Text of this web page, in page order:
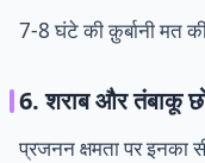
7-8 घंटे की क़ुर्बानी मत
6. शराब और तंबाकू
प्रजनन क्षमता पर इनका